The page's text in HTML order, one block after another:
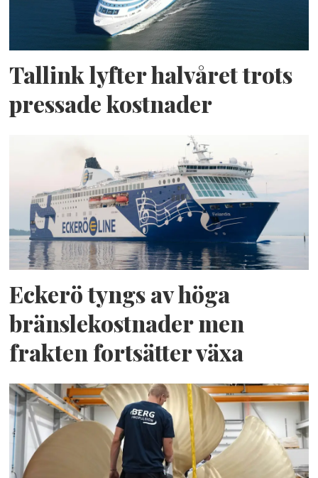
Tallink lyfter halvåret trots
pressade kostnader
Eckerö tyngs av höga
bränslekostnader men
frakten fortsätter växa